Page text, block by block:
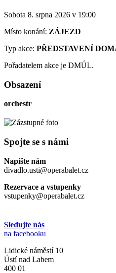
Sobota 8. srpna 2026 v 19:00
Místo konání: ZÁJEZD
Typ akce: PŘEDSTAVENÍ
Pořadatelem akce je DMÚL.
Obsazení
orchestr
Spojte se s námi
Napište nám
divadlo.usti@operabalet.cz
Rezervace a vstupenky
vstupenky@operabalet.cz
Sledujte nás
na facebooku
Lidické náměstí 10
Ústí nad Labem
400 01